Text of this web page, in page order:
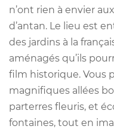
n’ont rien à envier
d’antan. Le lieu est
des jardins à la
aménagés qu’ils
film historique. Vous
magnifiques allées
parterres fleuris, et
fontaines, tout en